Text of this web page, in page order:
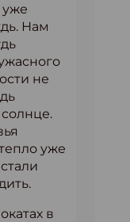
уже
Нам
не
уже
в